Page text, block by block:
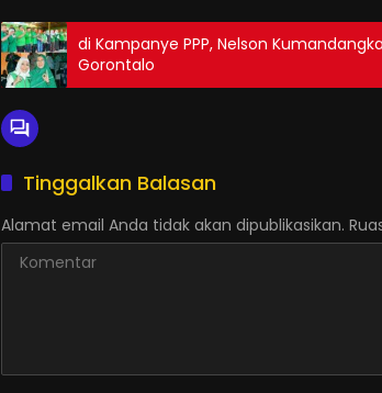
di Kampanye PPP, Nelson
Gorontalo
Tinggalkan Balasan
Alamat email Anda tidak akan dipublikasikan.